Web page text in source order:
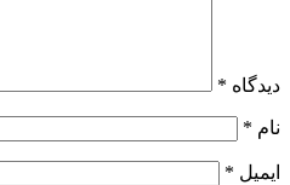
دیدگاه *
نام *
ایمیل *